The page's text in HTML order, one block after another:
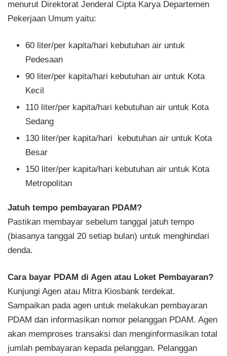
menurut Direktorat Jenderal Cipta Karya Departemen
Pekerjaan Umum yaitu:
60 liter/per kapita/hari kebutuhan air untuk
Pedesaan
90 liter/per kapita/hari kebutuhan air untuk Kota
Kecil
110 liter/per kapita/hari kebutuhan air untuk Kota
Sedang
130 liter/per kapita/hari kebutuhan air untuk Kota
Besar
150 liter/per kapita/hari kebutuhan air untuk Kota
Metropolitan
Jatuh tempo pembayaran PDAM?
Pastikan membayar sebelum tanggal jatuh tempo
(biasanya tanggal 20 setiap bulan) untuk menghindari
denda.
Cara bayar PDAM di Agen atau Loket Pembayaran?
Kunjungi Agen atau Mitra Kiosbank terdekat.
Sampaikan pada agen untuk melakukan pembayaran
PDAM dan informasikan nomor pelanggan PDAM. Agen
akan memproses transaksi dan menginformasikan total
jumlah pembayaran kepada pelanggan. Pelanggan